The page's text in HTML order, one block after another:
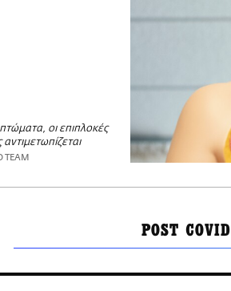
οι επιπλοκές
αντιμετωπίζεται
TEAM
POST COVID